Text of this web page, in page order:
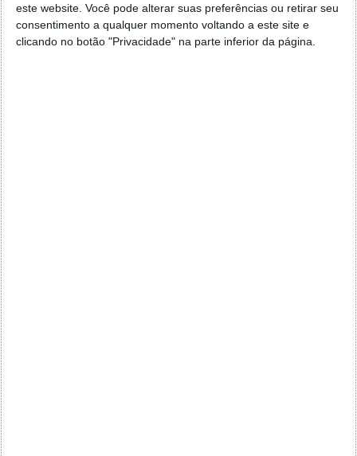
este website. Você pode alterar suas preferências ou retirar seu
consentimento a qualquer momento voltando a este site e
clicando no botão "Privacidade" na parte inferior da página.
podendo agregar até 4 jogadores. Este jogo ocupa
21,76 MB e um preço de 1,79€.